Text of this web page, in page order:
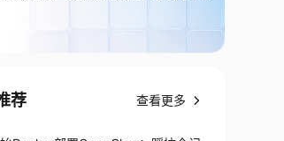
荐 查看更多